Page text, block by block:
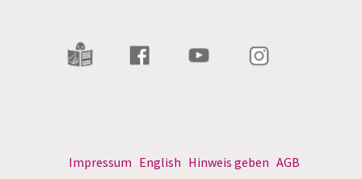
Impressum English Hinweis geben AGB